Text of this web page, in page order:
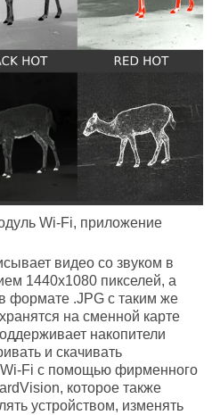
Wi-Fi, приложение
видео со звуком в
1440х1080 пикселей, а
формате .JPG с таким же
на сменной карте
накопители
и скачивать
Fi с помощью фирменного
которое также
устройством, изменять